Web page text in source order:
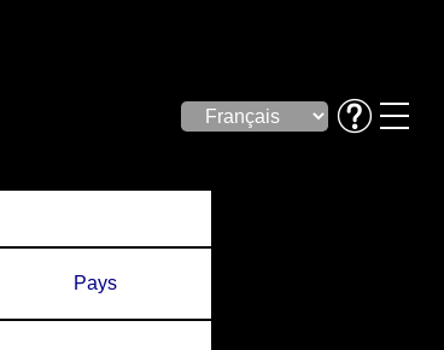
Pays